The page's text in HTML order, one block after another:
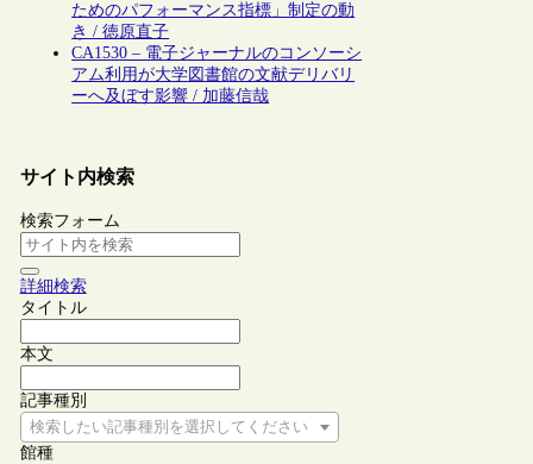
ためのパフォーマンス指標」制定の動
き / 徳原直子
CA1530 – 電子ジャーナルのコンソーシ
アム利用が大学図書館の文献デリバリ
ーへ及ぼす影響 / 加藤信哉
サイト内検索
検索フォーム
詳細検索
タイトル
本文
記事種別
検索したい記事種別を選択してください
館種